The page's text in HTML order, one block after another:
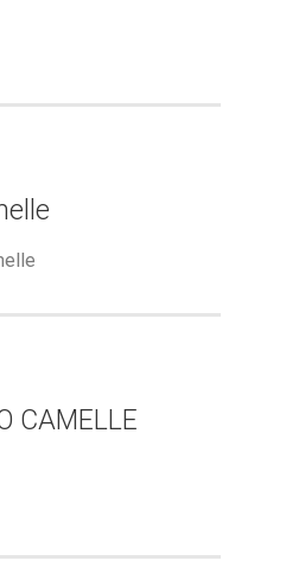
CAMELLE